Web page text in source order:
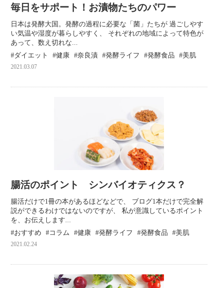
毎日をサポート！お漬物たちのパワー
日本は発酵大国。発酵の過程に必要な「菌」たちが 過ごしやす
い気温や湿度が暮らしやすく、 それぞれの地域によって特色が
あって、数え切れな...
ダイエット
健康 奈良漬 発酵ライフ 発酵食品 美肌
2021.03.07
腸活のポイント シンバイオティクス？
腸活だけで1冊の本があるほどなどで、 ブログ1本だけで完全解
説ができるわけではないのですが、 私が意識しているポイント
を、お伝えします...
おすすめ
コラム 健康 発酵ライフ 発酵食品 美肌
2021.02.24